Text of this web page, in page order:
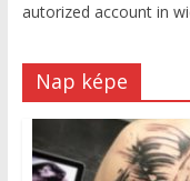
autorized account in
Nap képe